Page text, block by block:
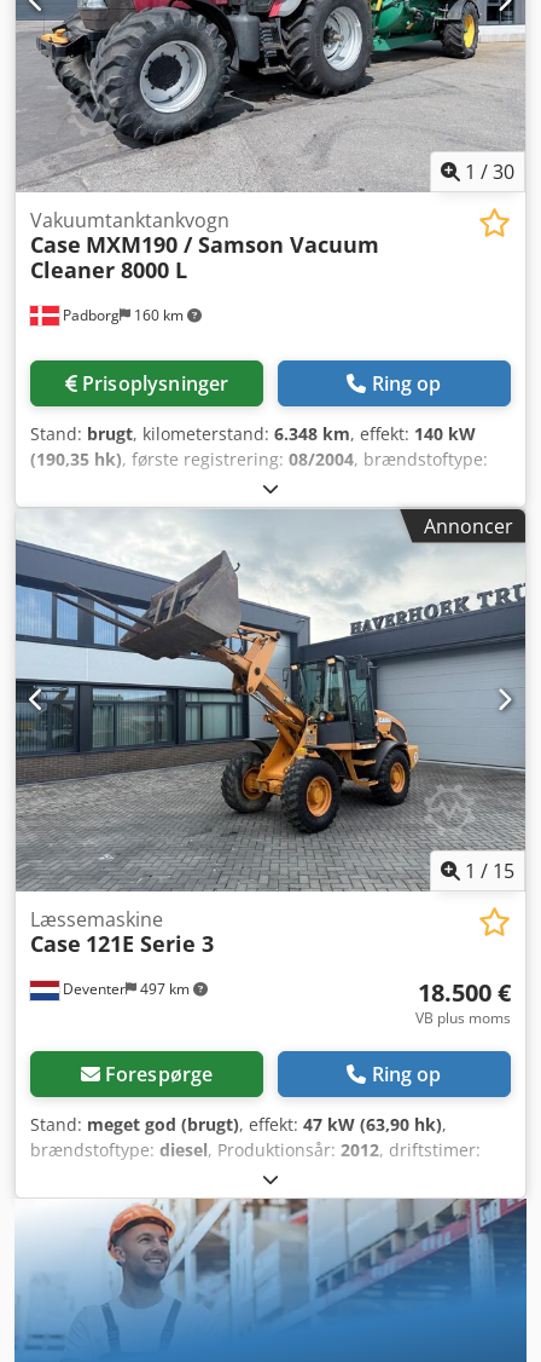
mm og 2000 mm grøfteskovl - Option med 2021 TOPCON
3D-SYSTEM
1 /30
Padborg 160 km
Vakuumtanktankvogn
Case MXM190 / Samson Vacuum
Cleaner 8000 L
Prisoplysninger Ring op
Stand: brugt, kilometerstand: 6.348 km, effekt: 140 kW
(190,35 hk), første registrering: 08/2004, brændstoftype:
, Fabrikant: Case Model:
MXM190 / Samson vakuumtønde 8000 L Årgang: 2004
Stand: God Serie nr.: ACM231045 Ref. nr.: 8084
Registreringsdato: HK: 190 Timer: 6348 Gearkasse: Fuldt
powershift 19+6 Dieseltank(e): 1 Tankstørrelse: 400 L
Crodpfoynq Dbjx Agxjf Radio: ? Luftsæde: ? Bremser: Våde
skivebremser Dækstørrelse: 600/65R25 + 650/75R38 -
520/70R34 Reste mønster: 60% 90% - 40% Værktøjskasse: ?
Hydrauliksystem: ? Producent af tank: Samson
Tankkapacitet: 8000 L Højtryks pumpe: 2 x HPP Højtryks
kapacitet: 122 l/min - 130 bar Vakuumpumpe: Samson
Fjernbetjening: ?
Annoncer
1 / 15
Deventer 497 km
Læssemaskine
Case 121E Serie 3
18.500 €
VB plus moms
Forespørge Ring op
Stand: meget god (brugt), effekt: 47 kW (63,90 hk),
brændstoftype: diesel, Produktionsår: 2012, driftstimer:
, = Yderligere muligheder og tilbehør = - Betjening
med 2 pedaler - Lukket kabine = Bemærkninger = CASE
121E Serie 3 – Årgang 2012 – 1.060 driftstimer CASE 121E
Serie 3 læssemaskine, årgang 2012. Maskinen er i god
stand og har kun 1.060 driftstimer. Crjdpfx Agozrd Uasxef
Maskinen er både teknisk og visuelt i god stand. Den er
velegnet til en bred vifte af anvendelser og er klar til brug
med det samme. Egenskaber: * Årgang: 2012 * Kun 1.060